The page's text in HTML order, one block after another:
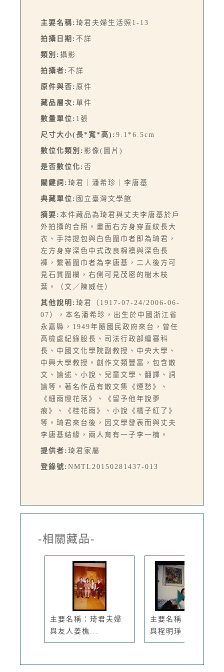
主要名稱: 琦君夫婦生活照1-13
拍攝日期: 不詳
類別: 攝影
拍攝者: 不詳
原件與否: 原件
藏品層次: 單件
數量單位: 1張
尺寸大小(長*寬*高): 9.1*6.5cm
數位化類別: 影像(圖片)
是否數位化: 否
關鍵詞: 琦君｜潘希珍｜李唐基
典藏單位: 國立臺灣文學館
摘要: 本件藏品為琦君與丈夫李唐基於戶
外拍攝的合照。畫面右方身穿直紋長大
衣、手持提包與白色圍巾者即為琦君，
左方身穿深色中式改良棉襖與深色長
褲，繫著圍巾者為李唐基，二人後方可
見石質圍欄，右側可見茂密的樹木枝
葉。（文／陳威任）
其他說明: 琦君（1917-07-24/2006-06-
07），本名潘希珍，出生於中國浙江省
永嘉縣，1949年隨國民政府來台，曾任
高檢處紀錄股長、司法行政部編審科
長、中國文化學院副教授、中央大學、
中興大學教授。創作文類豐富，包含散
文、論述、小說、兒童文學、翻譯、詞
論等。著名作品有散文集《煙愁》、
《細雨燈花落》、《留予他年說夢
痕》、《桂花雨》、小說《橘子紅了》
等。琦君來台後，因文學發表而與丈夫
李唐基結緣，兩人育有一子李一楠。
提供者: 琦君家屬
登錄號: NMTL20150281437-013
-相關藏品-
主要名稱：琦君夫婦
與友人姜樵...
主要名稱：琦君夫婦
與程明琤、...